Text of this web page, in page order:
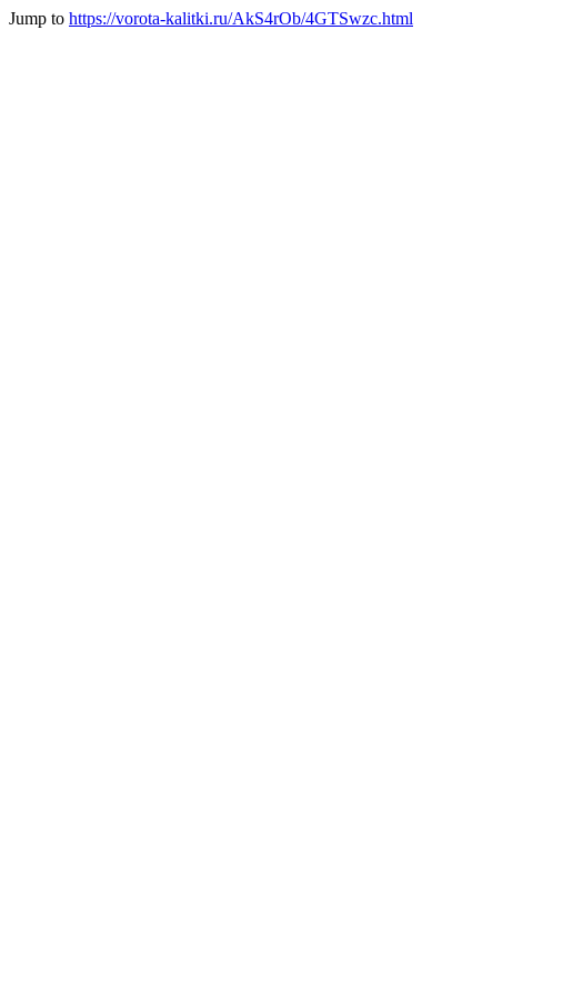
Jump to https://vorota-kalitki.ru/AkS4rOb/4GTSwzc.html